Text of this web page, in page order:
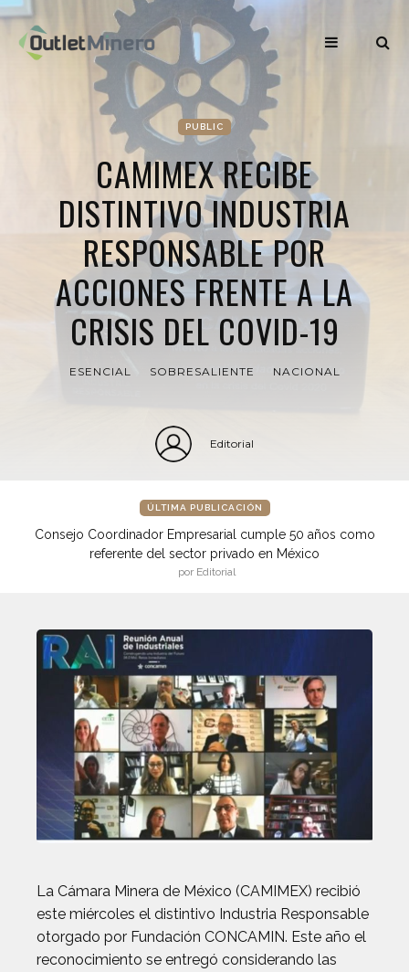
PUBLIC
CAMIMEX RECIBE
DISTINTIVO INDUSTRIA
RESPONSABLE POR
ACCIONES FRENTE A LA
CRISIS DEL COVID-19
ESENCIAL SOBRESALIENTE NACIONAL
Editorial
ÚLTIMA PUBLICACIÓN
Consejo Coordinador Empresarial cumple 50 años como
referente del sector privado en México
por Editorial
La Cámara Minera de México (CAMIMEX) recibió
este miércoles el distintivo Industria Responsable
otorgado por Fundación CONCAMIN. Este año el
reconocimiento se entregó considerando las